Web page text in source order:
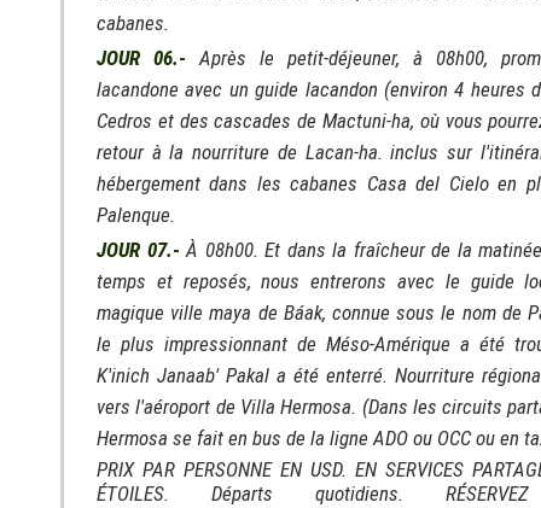
cabanes.
JOUR 06.- Après le petit-déjeuner, à 08h00,
lacandone avec un guide lacandon (environ 4 heures
Cedros et des cascades de Mactuni-ha, où vous
retour à la nourriture de Lacan-ha. inclus sur
hébergement dans les cabanes Casa del Cielo en
Palenque.
JOUR 07.- À 08h00. Et dans la fraîcheur de la
temps et reposés, nous entrerons avec le guide
magique ville maya de Báak, connue sous le nom de
le plus impressionnant de Méso-Amérique a été
K'inich Janaab' Pakal a été enterré. Nourriture
vers l'aéroport de Villa Hermosa. (Dans les circuits
Hermosa se fait en bus de la ligne ADO ou OCC ou en
PRIX PAR PERSONNE EN USD. EN SERVICES
ÉTOILES. Départs quotidiens.